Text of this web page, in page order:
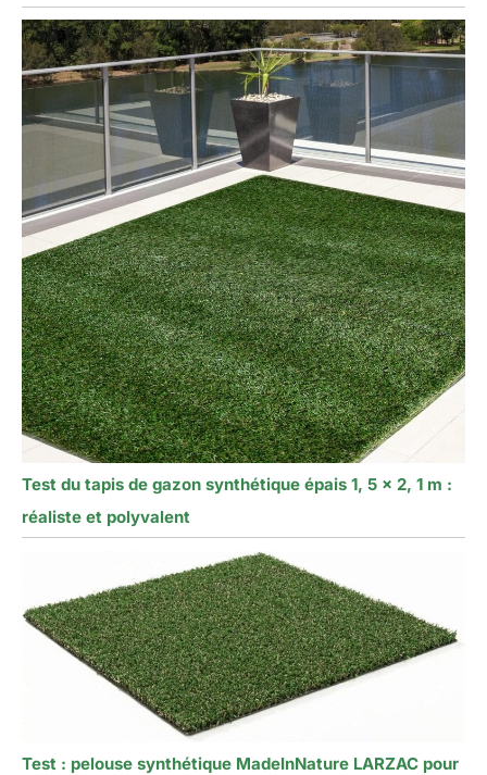
Test du tapis de gazon synthétique épais 1, 5 x 2, 1 m :
réaliste et polyvalent
Test : pelouse synthétique MadeInNature LARZAC pour